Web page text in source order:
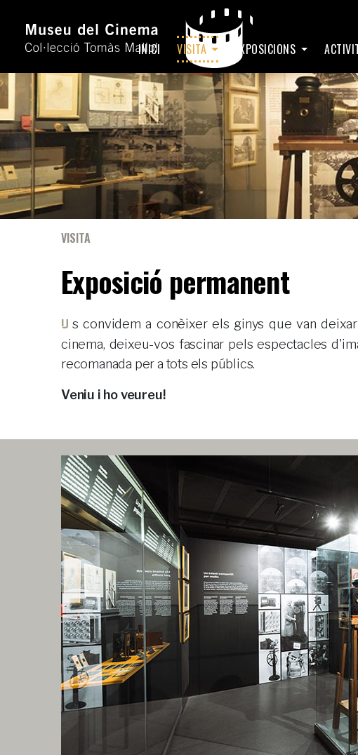
INICI VISITA EXPOSICIONS
VISITA
Exposició permanent
Us convidem a conèixer els ginys que van deixar bocabadats els nostres rebesavis, veniu a veure com eren les primeres projeccions de
cinema, deixeu-vos fascinar pels espectacles
recomanada per a tots els públics.
Veniu i ho veureu!